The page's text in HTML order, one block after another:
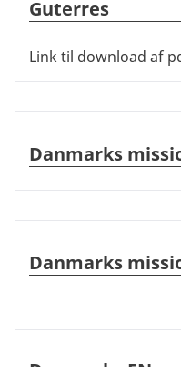
Guterres
Link til download af
Danmarks
Danmarks